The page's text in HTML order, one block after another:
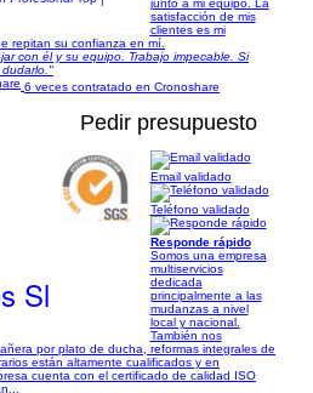
junto a mi equipo. La
satisfacción de mis
clientes es mi
repitan su confianza en mí.
con él y su equipo. Trabajo impecable. Si
dudarlo."
6 veces contratado en Cronoshare
Pedir presupuesto
Sl
Email validado
Teléfono validado
Responde rápido
Somos una empresa
multiservicios
dedicada
principalmente a las
mudanzas a nivel
local y nacional.
También nos
por plato de ducha, reformas integrales de
están altamente cualificados y en
cuenta con el certificado de calidad ISO